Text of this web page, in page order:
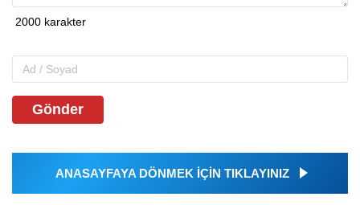
Gönder
ANASAYFAYA DÖNMEK İÇİN TIKLAYINIZ